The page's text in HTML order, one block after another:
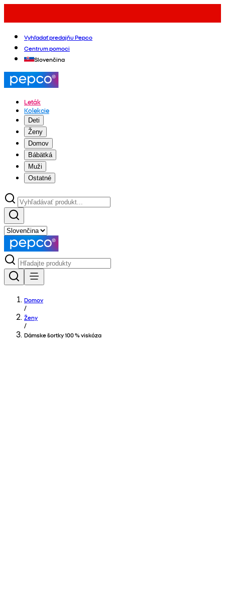
Vyhľadať predajňu Pepco
Centrum pomoci
Slovenčina
Leták
Kolekcie
Deti
Ženy
Domov
Bábätká
Muži
Ostatné
Domov
/
Ženy
/
Dámske šortky 100 % viskóza